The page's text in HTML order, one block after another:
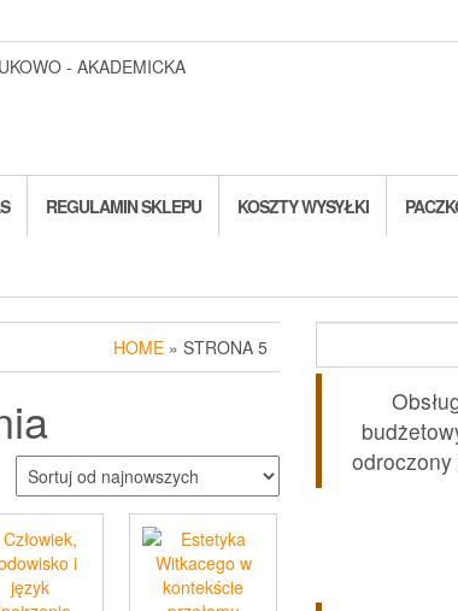
- AKADEMICKA
REGULAMIN SKLEPU KOSZTY WYSYŁKI
HOME » STRONA 5
odroczony